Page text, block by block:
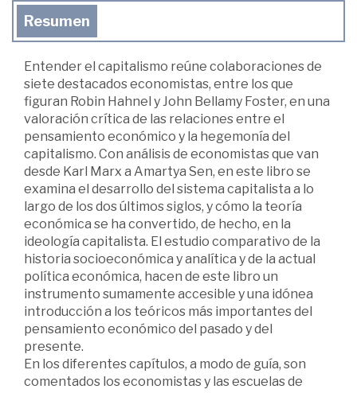
Resumen
Entender el capitalismo reúne colaboraciones de
siete destacados economistas, entre los que
figuran Robin Hahnel y John Bellamy Foster, en una
valoración crítica de las relaciones entre el
pensamiento económico y la hegemonía del
capitalismo. Con análisis de economistas que van
desde Karl Marx a Amartya Sen, en este libro se
examina el desarrollo del sistema capitalista a lo
largo de los dos últimos siglos, y cómo la teoría
económica se ha convertido, de hecho, en la
ideología capitalista. El estudio comparativo de la
historia socioeconómica y analítica y de la actual
política económica, hacen de este libro un
instrumento sumamente accesible y una idónea
introducción a los teóricos más importantes del
pensamiento económico del pasado y del
presente.
En los diferentes capítulos, a modo de guía, son
comentados los economistas y las escuelas de